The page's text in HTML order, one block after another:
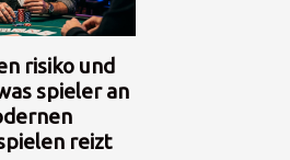
risiko und
spieler an
reizt